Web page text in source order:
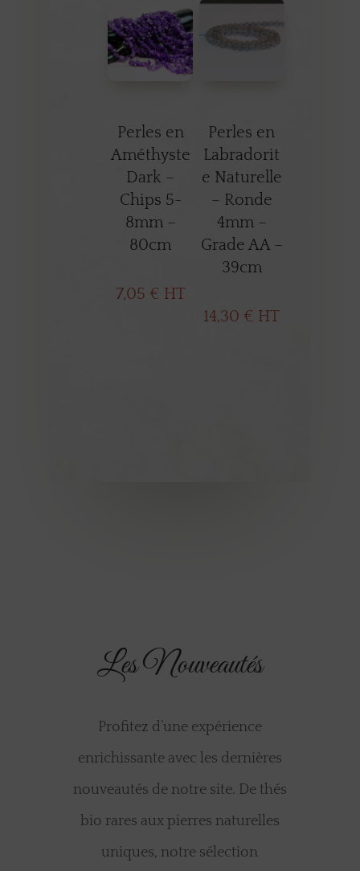
Perles en
Améthyste
Dark –
Chips 5-
8mm –
80cm
7,05 € HT
Perles en
Labradorit
e Naturelle
– Ronde
4mm –
Grade AA –
39cm
14,30 € HT
Les Nouveautés
Profitez d’une expérience
enrichissante avec les dernières
nouveautés de notre site. De thés
bio rares aux pierres naturelles
uniques, notre sélection